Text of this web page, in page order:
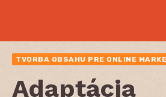
TVORBA OBSAHU PRE ONLINE
Adaptácia